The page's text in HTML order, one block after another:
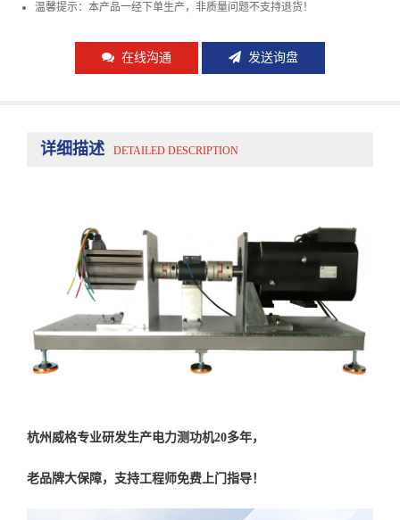
温馨提示：本产品一经下单生产，非质量问题不支持退货！
在线沟通 发送询盘
详细描述 DETAILED DESCRIPTION
杭州威格专业研发生产电力测功机20多年，
老品牌大保障，支持工程师免费上门指导！